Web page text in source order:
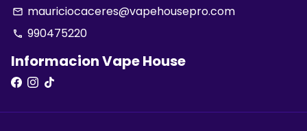
email mauriciocaceres@vapehousepro.com
phone 990475220
Informacion Vape House